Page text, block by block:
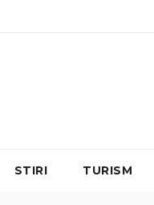
soluții cu emisii zero
STIRI TURISM